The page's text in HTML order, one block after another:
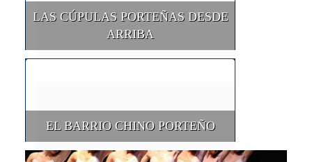
LAS CÚPULAS PORTEÑAS DESDE
ARRIBA
EL BARRIO CHINO PORTEÑO